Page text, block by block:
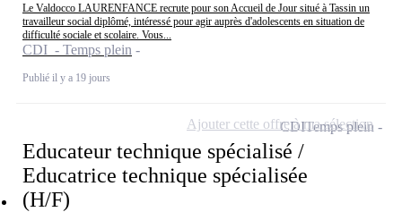
Le Valdocco LAURENFANCE recrute pour son Accueil de Jour situé à Tassin un
travailleur social diplômé, intéressé pour agir auprès d'adolescents en situation de
difficulté sociale et scolaire. Vous...
CDI - Temps plein
Publié il y a 19 jours
Educateur technique spécialisé /
Educatrice technique spécialisée
(H/F)
CDITemps plein
Ajouter cette offre à ma sélection